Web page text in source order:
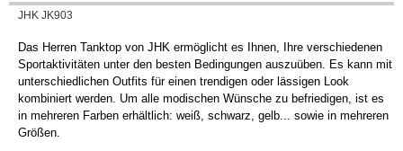
JHK JK903
Das Herren Tanktop von JHK ermöglicht es Ihnen, Ihre verschiedenen
Sportaktivitäten unter den besten Bedingungen auszuüben. Es kann mit
unterschiedlichen Outfits für einen trendigen oder lässigen Look
kombiniert werden. Um alle modischen Wünsche zu befriedigen, ist es
in mehreren Farben erhältlich: weiß, schwarz, gelb... sowie in mehreren
Größen.